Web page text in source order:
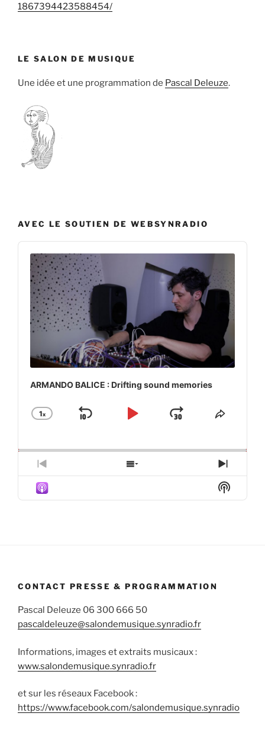
1867394423588454/
LE SALON DE MUSIQUE
Une idée et une programmation de Pascal Deleuze.
AVEC LE SOUTIEN DE WEBSYNRADIO
Audio
Player
ARMANDO BALICE : Drifting sound memories
Change
1x
Skip
Play
JumpShare
Previous
Episode
Show
Episodes
Next
Show
CONTACT PRESSE & PROGRAMMATION
Pascal Deleuze 06 300 666 50
pascaldeleuze@salondemusique.synradio.fr
Informations, images et extraits musicaux :
www.salondemusique.synradio.fr
et sur les réseaux Facebook :
https://www.facebook.com/salondemusique.synradio